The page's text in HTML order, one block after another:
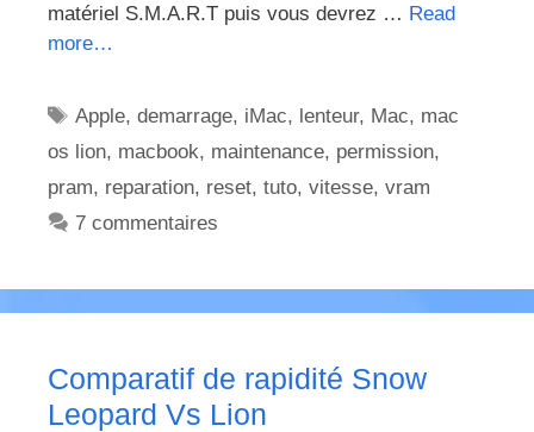
matériel S.M.A.R.T puis vous devrez … Read
more…
Étiquettes
Apple,demarrage, iMac, lenteur, Mac, mac
os lion, macbook, maintenance, permission,
pram, reparation, reset, tuto, vitesse, vram
7 commentaires
Comparatif de rapidité Snow
Leopard Vs Lion